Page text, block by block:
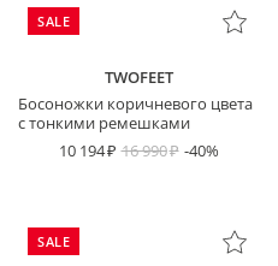
SALE
TWOFEET
Босоножки коричневого цвета
с тонкими ремешками
10 194
16 990 -40%
SALE